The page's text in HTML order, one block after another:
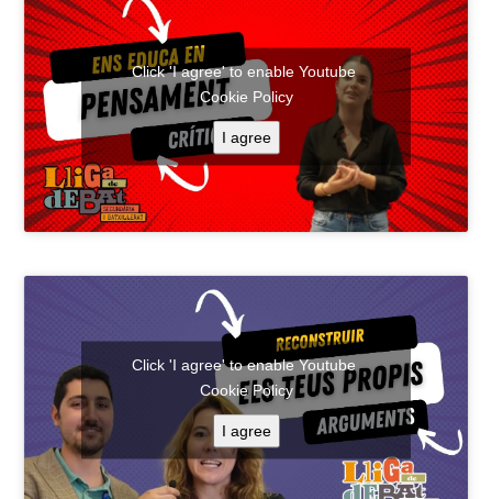
Click 'I agree' to enable Youtube
Cookie Policy
I agree
Click 'I agree' to enable Youtube
Cookie Policy
I agree